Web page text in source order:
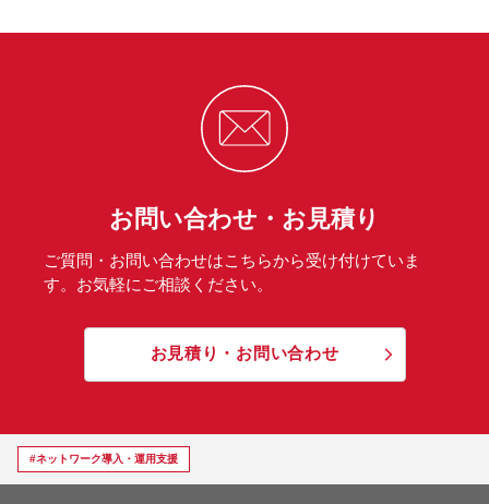
お問い合わせ・お見積り
ご質問・お問い合わせはこちらから受け付けていま
す。お気軽にご相談ください。
お見積り・お問い合わせ
#ネットワーク導入・運用支援